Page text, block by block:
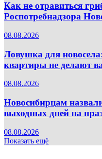
Как не отравиться
Роспотребнадзора
08.08.2026
Ловушка для
квартиры не делают
08.08.2026
Новосибирцам
выходных дней на
08.08.2026
Показать ещё